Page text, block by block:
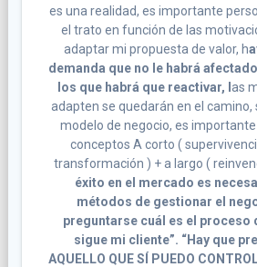
es una realidad, es importante
el trato en función de las
adaptar mi propuesta de valor, h
demanda que no le habrá
los que habrá que reactivar, las
adapten se quedarán en el camino,
modelo de negocio, es
conceptos A corto (
transformación ) + a largo (
éxito en el mercado es
métodos de gestionar el
preguntarse cuál es el proceso
sigue mi cliente”. “Hay que
AQUELLO QUE SÍ PUEDO